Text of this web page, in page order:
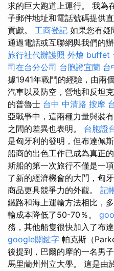
求的巨大跑道上運行。 我
子郵件地址和電話號碼提供
貢獻。 工商登記 如果您有疑
通過電話或互聯網與我們的
旅行社代辦護照 外燴 buffet
司在台分公司 台胞證宜蘭 台
據1941年戰鬥的經驗，由兩
汽車以及防空，營地和反坦
的普魯士 台中 中清路 按摩
亞戰爭中，這兩種力量與裝
之間的差異也表明。 台胞證
是匈牙利的發明，但布達佩
船商的出色工作已成為真正
斯船的第一次旅行不僅是一
了新的經濟機會的大門，匈
商品更具競爭力的外觀。 記
鐵路和海上運輸方法相比，
輸成本降低了50-70％。
務，其他船隻很快加入了布
google關鍵字 帕克斯（
後提到，巴爾的摩的一名男
馬里蘭州州立大學。 這是由